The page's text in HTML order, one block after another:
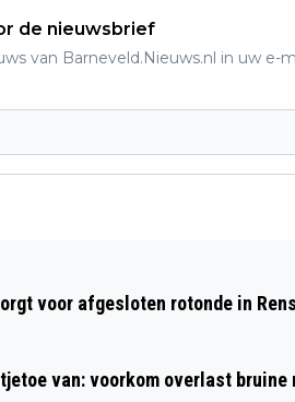
de nieuwsbrief
van Barneveld.Nieuws.nl in uw e-
voor afgesloten rotonde in
van: voorkom overlast bruine